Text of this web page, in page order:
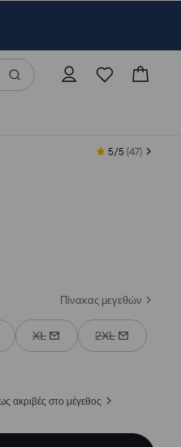
5/5 (47)
Πίνακας μεγεθών
XL 2XL
ακριβές στο μέγεθος